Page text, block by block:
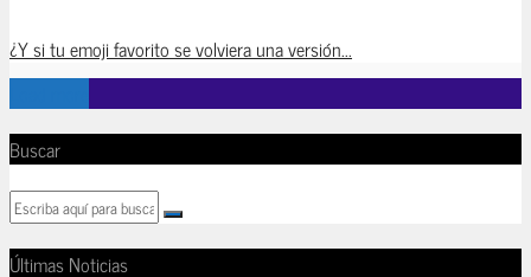
¿Y si tu emoji favorito se volviera una versión...
Buscar
Últimas Noticias